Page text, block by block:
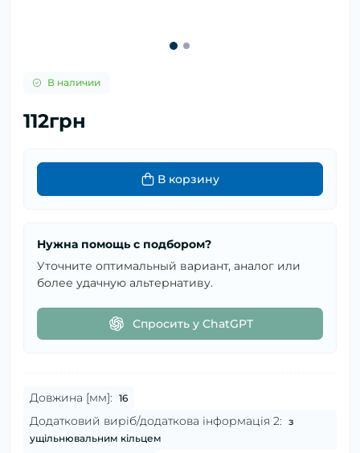
В наличии
112грн
В корзину
Нужна помощь с подбором?
Уточните оптимальный вариант, аналог или
более удачную альтернативу.
Спросить у ChatGPT
Довжина [мм]: 16
Додатковий виріб/додаткова інформація 2: з
ущільнювальним кільцем